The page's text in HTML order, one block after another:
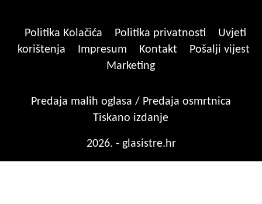
Politika Kolačića Politika privatnosti
Uvjeti
korištenja
Impresum Kontakt
Pošalji vijest
Marketing
Predaja malih oglasa / Predaja osmrtnica
Tiskano izdanje
2026. - glasistre.hr